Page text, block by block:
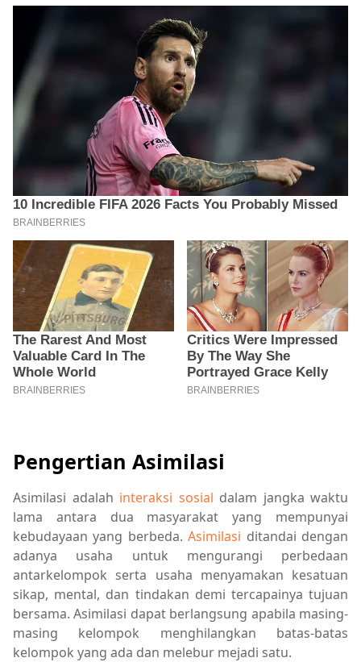
Pengertian Asimilasi
Asimilasi adalah interaksi sosial dalam jangka waktu
lama antara dua masyarakat yang mempunyai
kebudayaan yang berbeda.Asimilasi ditandai dengan
adanya usaha untuk mengurangi perbedaan
antarkelompok serta usaha menyamakan kesatuan
sikap, mental, dan tindakan demi tercapainya tujuan
bersama. Asimilasi dapat berlangsung apabila masing-
masing kelompok menghilangkan batas-batas
kelompok yang ada dan melebur mejadi satu.